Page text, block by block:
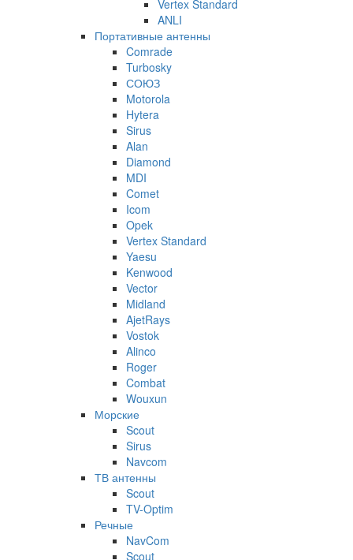
Vertex Standard
ANLI
Портативные антенны
Comrade
Turbosky
СОЮЗ
Motorola
Hytera
Sirus
Alan
Diamond
MDI
Comet
Icom
Opek
Vertex Standard
Yaesu
Kenwood
Vector
Midland
AjetRays
Vostok
Alinco
Roger
Combat
Wouxun
Морские
Scout
Sirus
Navcom
ТВ антенны
Scout
TV-Optim
Речные
NavCom
Scout